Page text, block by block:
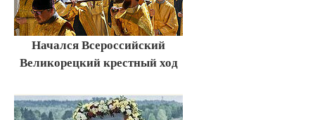
Начался Всероссийский
Великорецкий крестный ход